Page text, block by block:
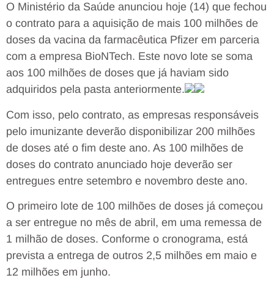
O Ministério da Saúde anunciou hoje (14) que fechou
o contrato para a aquisição de mais 100 milhões de
doses da vacina da farmacêutica Pfizer em parceria
com a empresa BioNTech. Este novo lote se soma
aos 100 milhões de doses que já haviam sido
adquiridos pela pasta anteriormente.
Com isso, pelo contrato, as empresas responsáveis
pelo imunizante deverão disponibilizar 200 milhões
de doses até o fim deste ano. As 100 milhões de
doses do contrato anunciado hoje deverão ser
entregues entre setembro e novembro deste ano.
O primeiro lote de 100 milhões de doses já começou
a ser entregue no mês de abril, em uma remessa de
1 milhão de doses. Conforme o cronograma, está
prevista a entrega de outros 2,5 milhões em maio e
12 milhões em junho.